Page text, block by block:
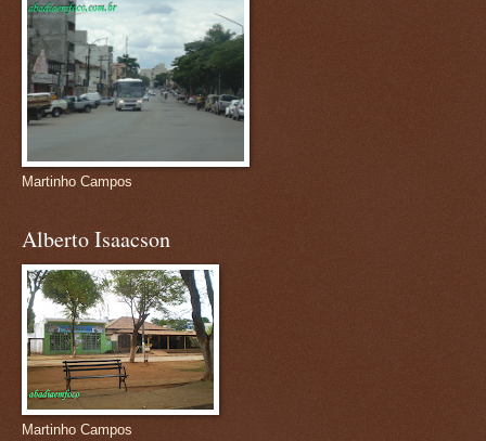
Martinho Campos
Alberto Isaacson
Martinho Campos